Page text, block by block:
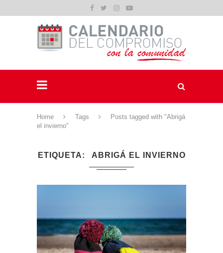
Home Tags
Posts tagged with "Abrigá
el invierno"
ETIQUETA ABRIGÁ EL INVIERNO